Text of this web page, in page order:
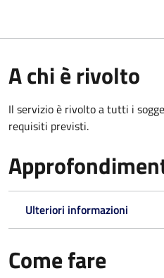
A chi è rivolto
Il servizio è rivolto a tutti i
requisiti previsti.
Ulteriori informazioni
Come fare